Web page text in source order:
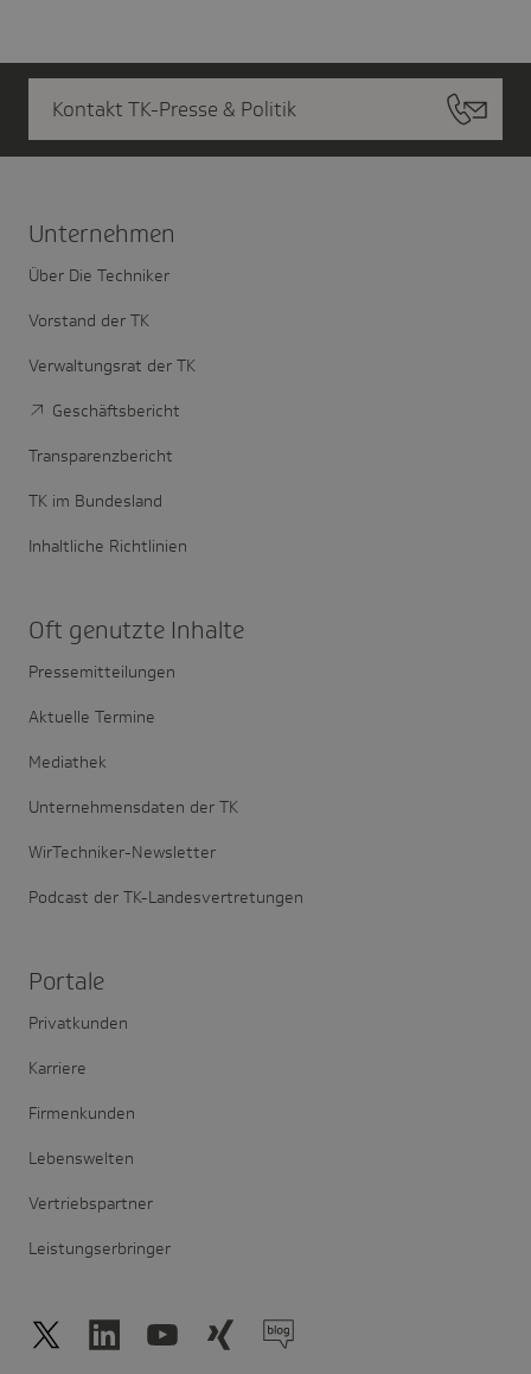
Kontakt TK-Presse & Politik
Unter­nehmen
Über Die Techniker
Vorstand der TK
Verwaltungsrat der TK
Geschäftsbericht
Transparenzbericht
TK im Bundesland
Inhaltliche Richtlinien
Oft genutzte Inhalte
Pressemitteilungen
Aktuelle Termine
Mediathek
Unternehmensdaten der TK
WirTechniker-Newsletter
Podcast der TK-Landesvertretungen
Portale
Privatkunden
Karriere
Firmenkunden
Lebenswelten
Vertriebspartner
Leistungserbringer